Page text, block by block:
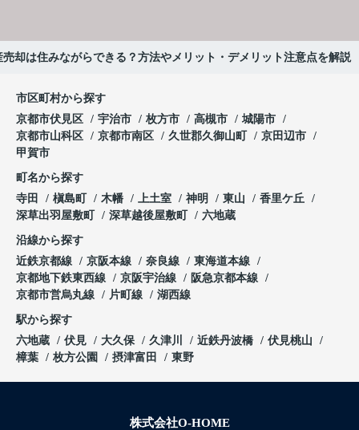
売却は住みながらできる？方法やメリット・デメリット注意点を解説
市区町村から探す
京都市伏見区
宇治市 枚方市 高槻市
城陽市
京都市山科区
京都市南区 久世郡久御山町
京田辺市
甲賀市
町名から探す
寺田
槇島町 木幡 上土室 神明 東山
香里ケ丘
深草出羽屋敷町
深草越後屋敷町 六地蔵
沿線から探す
近鉄京都線
京阪本線 奈良線
東海道本線
京都地下鉄東西線
京阪宇治線
阪急京都本線
京都市営烏丸線
片町線 湖西線
駅から探す
六地蔵
伏見 大久保 久津川 近鉄丹波橋
伏見桃山
樟葉
枚方公園 摂津富田 東野
株式会社O-HOME